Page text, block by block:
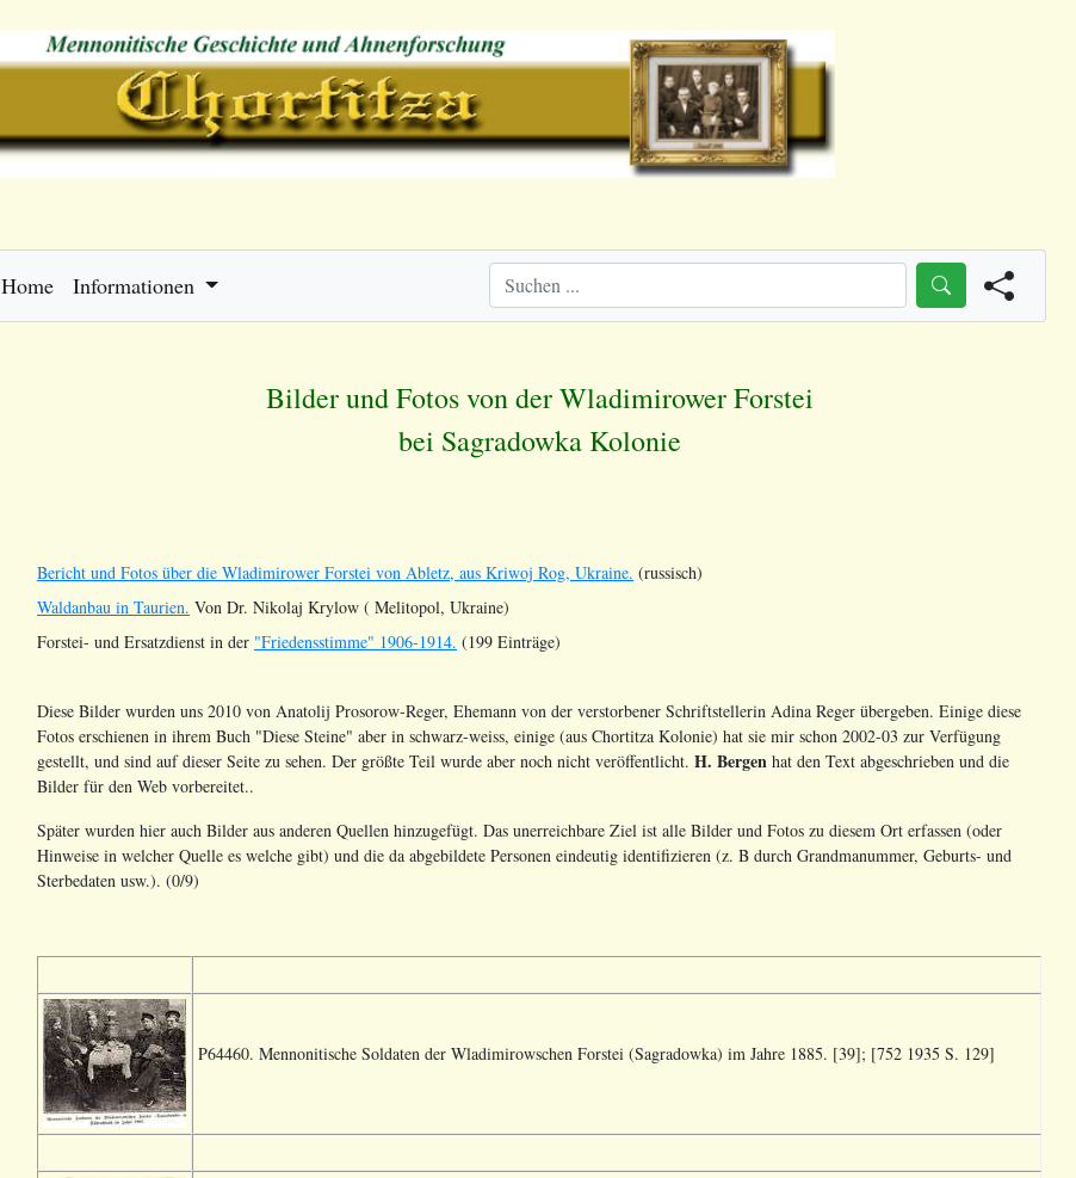
Home Informationen
Bilder und Fotos von der Wladimirower Forstei
bei Sagradowka Kolonie
Bericht und Fotos über die Wladimirower Forstei von Abletz, aus Kriwoj Rog, Ukraine. (russisch)
Waldanbau in Taurien. Von Dr. Nikolaj Krylow ( Melitopol, Ukraine)
Forstei- und Ersatzdienst in der "Friedensstimme" 1906-1914. (199 Einträge)
Diese Bilder wurden uns 2010 von Anatolij Prosorow-Reger, Ehemann von der verstorbener Schriftstellerin Adina Reger übergeben. Einige diese
Fotos erschienen in ihrem Buch "Diese Steine" aber in schwarz-weiss, einige (aus Chortitza Kolonie) hat sie mir schon 2002-03 zur Verfügung
gestellt, und sind auf dieser Seite zu sehen. Der größte Teil wurde aber noch nicht veröffentlicht. H. Bergen hat den Text abgeschrieben und die
Bilder für den Web vorbereitet..
Später wurden hier auch Bilder aus anderen Quellen hinzugefügt. Das unerreichbare Ziel ist alle Bilder und Fotos zu diesem Ort erfassen (oder
Hinweise in welcher Quelle es welche gibt) und die da abgebildete Personen eindeutig identifizieren (z. B durch Grandmanummer, Geburts- und
Sterbedaten usw.). (0/9)
P64460. Mennonitische Soldaten der Wladimirowschen Forstei (Sagradowka) im Jahre 1885. [39]; [752 1935 S. 129]